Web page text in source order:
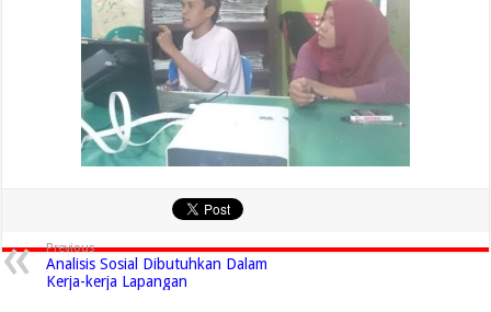
Previous
Analisis Sosial Dibutuhkan Dalam
Kerja-kerja Lapangan